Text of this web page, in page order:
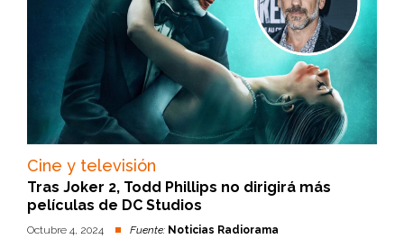
Cine y televisión
Tras Joker 2, Todd Phillips no dirigirá más
películas de DC Studios
Octubre 4, 2024 Fuente: Noticias Radiorama